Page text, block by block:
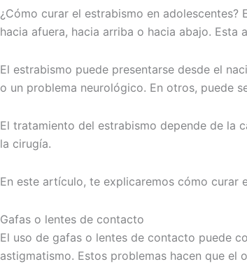
¿Cómo curar el estrabismo en
hacia afuera, hacia arriba o hacia abajo.
El estrabismo puede presentarse desde el
o un problema neurológico. En otros, puede
El tratamiento del estrabismo depende de la
la cirugía.
En este artículo, te explicaremos cómo curar
Gafas o lentes de contacto
El uso de gafas o lentes de contacto puede
astigmatismo. Estos problemas hacen que